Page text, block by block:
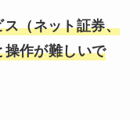
（ネット証券、
操作が難しいで